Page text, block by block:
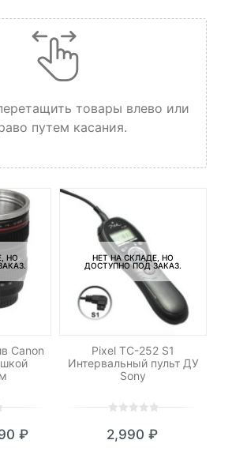
товары влево или
путем касания.
НО
Canon
₽
НЕТ НА СКЛАДЕ, НО
ДОСТУПНО ПОД ЗАКАЗ.
Pixel TC-252 S1
Интервальный пульт ДУ
Sony
out
2,990 ₽